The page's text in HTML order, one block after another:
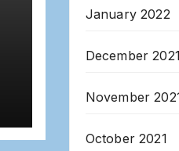
January 2022
December 2021
November
October 2021